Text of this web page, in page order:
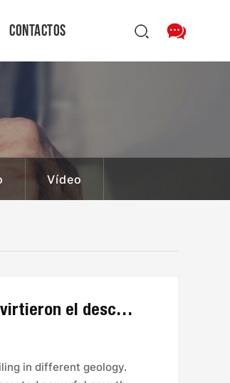
Contactos
Vídeo
Las ventas de equipos de perforación rotativos invirtieron el descenso del primer semestre
in different geology.